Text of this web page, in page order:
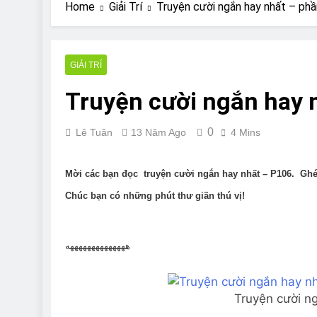
Are Bulldogs
7 Năm Ago
Can Bulldogs
7 Năm Ago
Home Giải Trí Truyện cười ngắn hay nhất –
GIẢI TRÍ
Truyện cười ngắn hay
Lê Tuân 13 Năm Ago 0 4 Mins
Mời các bạn đọc truyện cười ngắn hay nhất – P106.
Chúc bạn có những phút thư giãn thú vị!
ههههههههههههههه
Truyện cười